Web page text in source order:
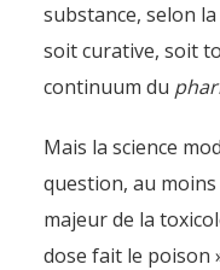
substance, selon
soit curative, soit
continuum du
Mais la science
question, au
majeur de la
dose fait le poison